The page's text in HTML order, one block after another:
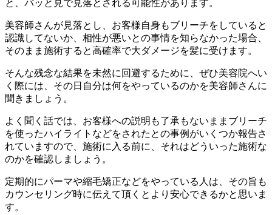
と、パッと見で見落とされる可能性があります。
美容師さんが見落とし、お客様自身もブリーチをしていると
認識してないか、相性が悪いとの事情を知らなかった場合、
そのまま施術すると高確率で大ダメージを髪に受けます。
そんな残念な結果を未然に回避するために、ぜひ美容院へい
く際には、その日自分は何をやっているのかを美容師さんに
聞きましょう。
よく聞く話では、お客様への説明も了承もないままブリーチ
を使ったハイライトなどをされたとの事例がいくつか報告さ
れていますので、施術に入る前に、それはどういった施術な
のかを確認しましょう。
定期的にパーマや縮毛矯正などをやっている人は、その旨も
カウンセリング時に伝えて頂くとより安心できるかと思いま
す。